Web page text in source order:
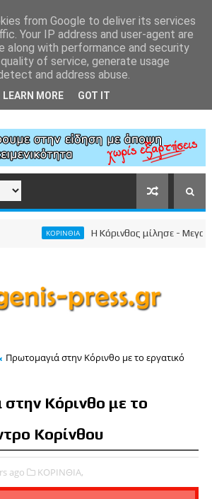
ΚΟΡΙΝΘΙΑ Η Κόρινθος μίλησε -
Πρωτομαγιά στην Κόρινθο με το εργατικό
Κόρινθο με το
Κορίνθου
ago ΚΟΡΙΝΘΙΑ,
from Google to deliver its services
Your IP address and user-agent are
along with performance and security
of service, generate usage
and address abuse.
LEARN MORE GOT IT